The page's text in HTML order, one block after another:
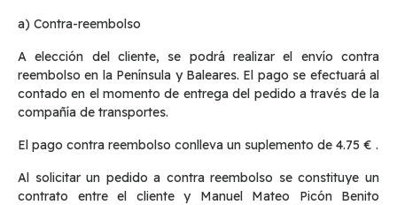
a) Contra-reembolso
A elección del cliente, se podrá realizar el envío contra
reembolso en la Península y Baleares. El pago se efectuará al
contado en el momento de entrega del pedido a través de la
compañía de transportes.
El pago contra reembolso conlleva un suplemento de 4.75 € .
Al solicitar un pedido a contra reembolso se constituye un
contrato entre el cliente y Manuel Mateo Picón Benito